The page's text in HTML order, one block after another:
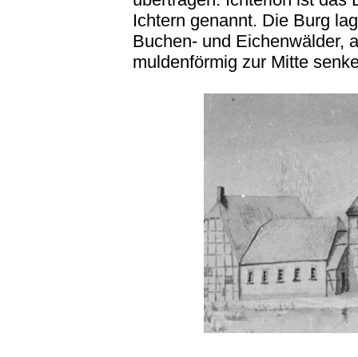
Ichtern genannt. Die Burg
Buchen- und Eichenwälder,
muldenförmig zur Mitte